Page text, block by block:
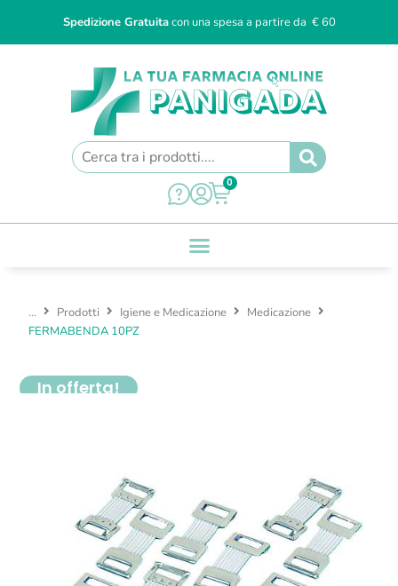
Spedizione Gratuitacon una spesa a partire da € 60
0
... Prodotti Igiene e Medicazione
Medicazione
FERMABENDA 10PZ
In offerta!